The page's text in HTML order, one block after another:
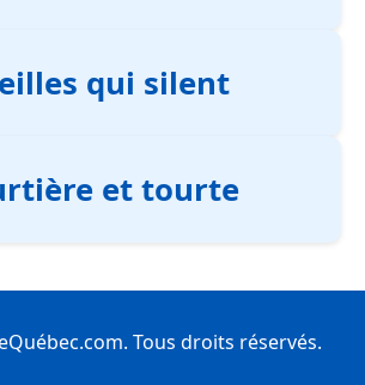
qui silent
et tourte
Tous droits réservés.